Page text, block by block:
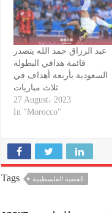
عبد الرزاق حمد الله يتصدر
قائمة هدافي البطولة
السعودية بأربعة أهداف في
ثلاث مباريات
27 August، 2023
In "Morocco"
Tags القضية الفلسطينية